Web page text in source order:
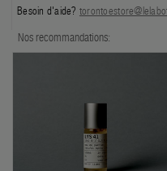
Panier(0)
Besoin d'aide?
Nos recommandations: